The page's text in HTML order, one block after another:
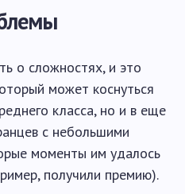
о сложностях, и это
может коснуться
класса, но и в еще
с небольшими
моменты им удалось
получили премию).